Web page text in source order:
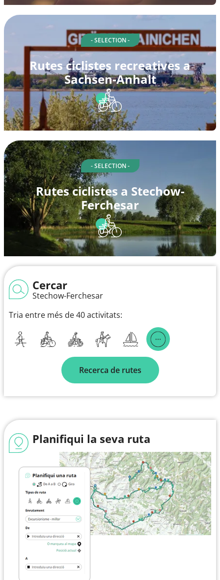
- SELECTION -
Rutes ciclistes recreatives a
Sachsen-Anhalt
- SELECTION -
Rutes ciclistes a Stechow-
Ferchesar
Cercar
Stechow-Ferchesar
Tria entre més de 40 activitats:
Recerca de rutes
Planifiqui la seva ruta